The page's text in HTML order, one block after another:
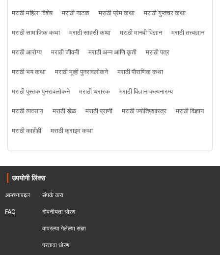
मराठी महिला विशेष
मराठी नाटक मराठी प्रेम कथा
मराठी गुप्तचर कथा
मराठी सामाजिक कथा
मराठी साहसी कथा मराठी मानवी विज्ञान
मराठी तत्त्वज्ञान
मराठी आरोग्य
मराठी जीवनी मराठी अन्न आणि कृती
मराठी पत्र
मराठी भय कथा
मराठी मूव्ही पुनरावलोकने
मराठी पौराणिक कथा
मराठी पुस्तक पुनरावलोकने
मराठी थरारक
मराठी विज्ञान-कल्पनारम्य
मराठी व्यवसाय
मराठी खेळ मराठी प्राणी मराठी ज्योतिषशास्त्र
मराठी विज्ञान
मराठी काहीही
मराठी क्राइम कथा
उपयोगी लिंक्स
आमच्याबद्दल
FAQ
संपर्क करा
गोपनीयता धोरण
वापरल्या गेलेल्या संज्ञा
परतावा धोरण